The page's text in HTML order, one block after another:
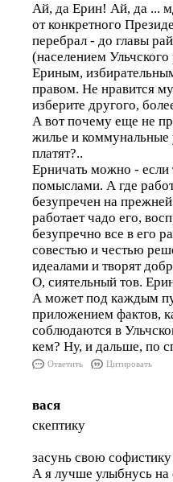
Ай, да Ерин! Ай, да ...
от конкретного
перебрал - до главы
(населением
Ериным,
правом. Не нравится
изберите другого,
А вот почему еще не
жилье и коммунальные
платят?..
Ерничать можно - если
помыслами. А где
безупречен на
работает чадо его,
безупречно все в его
совестью и честью
идеалами и творят
О, сиятельный тов.
А может под каждым
приложением фактов,
соблюдаются в
кем? Ну, и дальше, по
Ответить Цитировать
вася
скептику
засунь свою
А я лучше улыбнусь на